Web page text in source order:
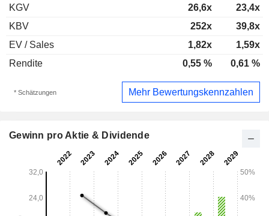
KGV 26,6x
23,4x
KBV
252x
39,8x
EV / Sales
1,82x
1,59x
Rendite
0,55 % 0,61 %
* Schätzungen Mehr Bewertungskennzahlen
Gewinn pro Aktie & Dividende